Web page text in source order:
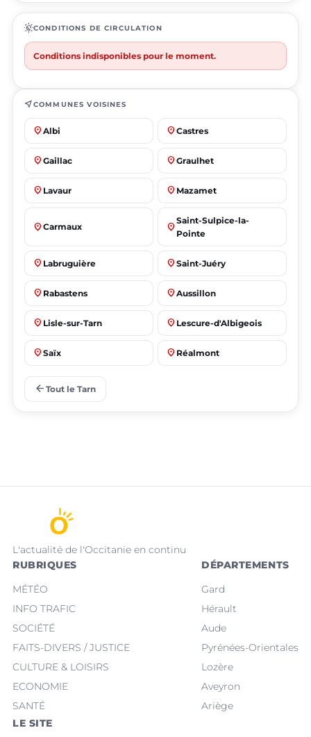
routineCONDITIONS DE CIRCULATION
Conditions indisponibles pour le moment.
near_meCOMMUNES VOISINES
place Albi place Castres
place Gaillac place Graulhet
place Lavaur place Mazamet
place Carmaux place
Saint-Sulpice-la-
Pointe
place Labruguière place Saint-Juéry
place Rabastens place Aussillon
place Lisle-sur-Tarn place Lescure-d'Albigeois
place Saïx place Réalmont
place
arrow_back Tout le Tarn
L'actualité de l'Occitanie en continu
RUBRIQUES
MÉTÉO
INFO TRAFIC
SOCIÉTÉ
FAITS-DIVERS / JUSTICE
CULTURE & LOISIRS
ECONOMIE
SANTÉ
DÉPARTEMENTS
Gard
Hérault
Aude
Pyrénées-Orientales
Lozère
Aveyron
Ariège
LE SITE